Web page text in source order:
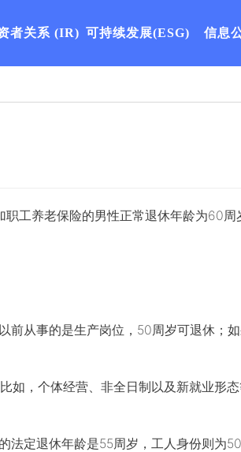
者关系 (IR) 可持续发展(ESG) 信息
职工养老保险的男性正常退休年龄为60
前从事的是生产岗位，50周岁可退休；
如，个体经营、非全日制以及新就业形
定退休年龄是55周岁，工人身份则为50